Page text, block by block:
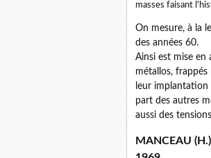
masses faisant
On mesure, à la
des années 60.
Ainsi est mise en
métallos, frappés
leur implantation
part des autres
aussi des
MANCEAU